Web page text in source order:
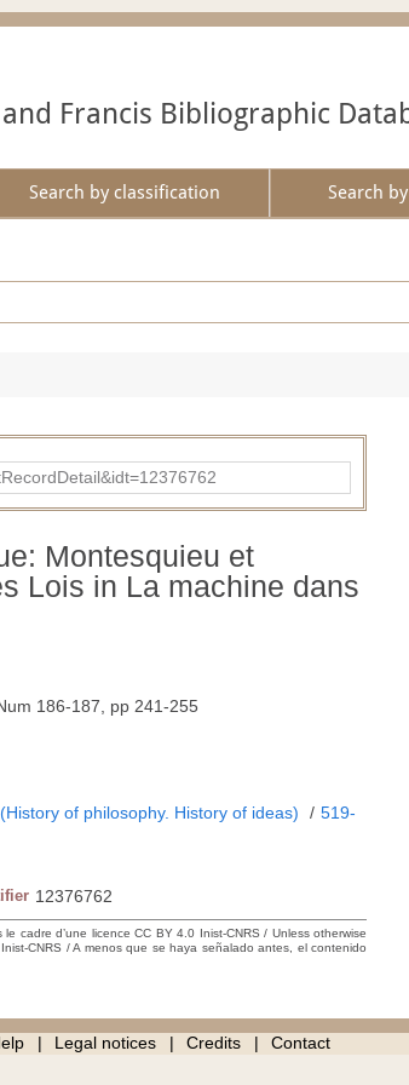
and Francis Bibliographic
Search by classification Search
Montesquieu et
Lois in La machine dans
186-187, pp 241-255
of philosophy. History of ideas) / 519-
12376762
cadre d’une licence CC BY 4.0 Inist-CNRS / Unless otherwise
CNRS / A menos que se haya señalado antes, el contenido
Legal notices Credits Contact